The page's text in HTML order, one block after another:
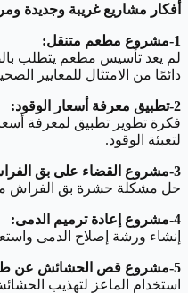
أفكار مشاريع غريبة وجديدة
1-مشروع مطعم متنقل:
دائمًا من الامتثال للمعايير
2-تطبيق معرفة أسعار الوقود:
فكرة تطوير تطبيق لمعرفة
لتعبئة الوقود.
3-مشروع القضاء على بق الفراش:
حل مشكلة حشرة بق الفراش من
4-مشروع إعادة ترميم الدمى:
إنشاء ورشة إصلاح الدمى
5-مشروع قص الحشائش عن طريق الماعز:
استخدام الماعز لتهذيب